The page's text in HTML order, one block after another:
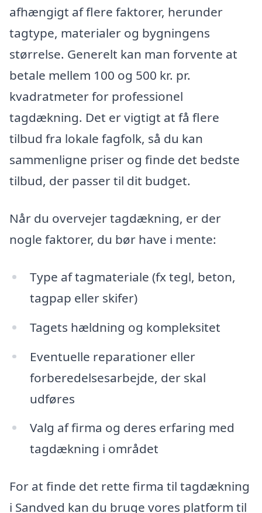
afhængigt af flere faktorer, herunder
tagtype, materialer og bygningens
størrelse. Generelt kan man forvente at
betale mellem 100 og 500 kr. pr.
kvadratmeter for professionel
tagdækning. Det er vigtigt at få flere
tilbud fra lokale fagfolk, så du kan
sammenligne priser og finde det bedste
tilbud, der passer til dit budget.
Når du overvejer tagdækning, er der
nogle faktorer, du bør have i mente:
Type af tagmateriale (fx tegl, beton,
tagpap eller skifer)
Tagets hældning og kompleksitet
Eventuelle reparationer eller
forberedelsesarbejde, der skal
udføres
Valg af firma og deres erfaring med
tagdækning i området
For at finde det rette firma til tagdækning
i Sandved kan du bruge vores platform til